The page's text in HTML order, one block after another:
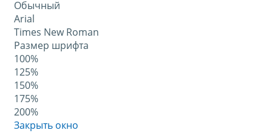
Обычный
Arial
Times New Roman
Размер шрифта
100%
125%
150%
175%
200%
Закрыть окно